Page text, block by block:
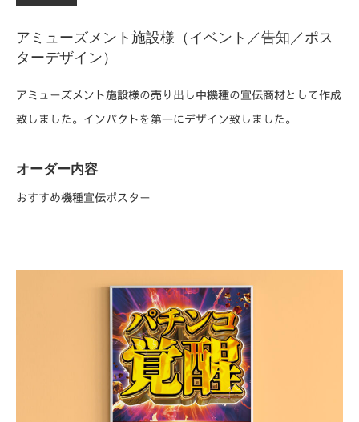
アミューズメント施設様（イベント／告知／ポス
ターデザイン）
アミューズメント施設様の売り出し中機種の宣伝商材として作成
致しました。インパクトを第一にデザイン致しました。
オーダー内容
おすすめ機種宣伝ポスター